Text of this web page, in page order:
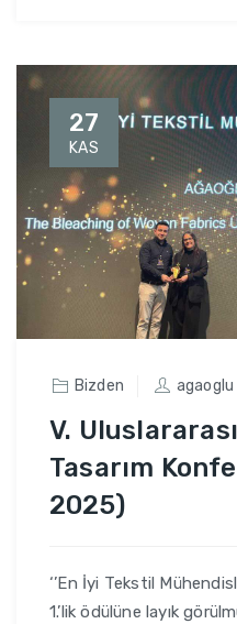
27
KAS
Bizden agaoglu
V.
Tasarım
2025)
‘’En İyi Tekstil
1.’lik ödülüne layık